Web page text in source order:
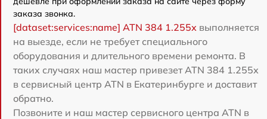
заказа звонка.
[dataset:services:name] ATN 384 1.255х выполняется
на выезде, если не требует специального
оборудования и длительного времени ремонта. В
таких случаях наш мастер привезет ATN 384 1.255х
в сервисный центр ATN в Екатеринбурге и доставит
обратно.
Позвоните и наш мастер сервисного центра ATN в